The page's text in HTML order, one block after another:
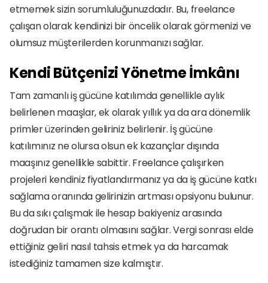
etmemek sizin sorumluluğunuzdadır. Bu, freelance
çalışan olarak kendinizi bir öncelik olarak görmenizi ve
olumsuz müşterilerden korunmanızı sağlar.
Kendi Bütçenizi Yönetme İmkânı
Tam zamanlı iş gücüne katılımda genellikle aylık
belirlenen maaşlar, ek olarak yıllık ya da ara dönemlik
primler üzerinden geliriniz belirlenir. İş gücüne
katılımınız ne olursa olsun ek kazançlar dışında
maaşınız genellikle sabittir. Freelance çalışırken
projeleri kendiniz fiyatlandırmanız ya da iş gücüne katkı
sağlama oranında gelirinizin artması opsiyonu bulunur.
Bu da sıkı çalışmak ile hesap bakiyeniz arasında
doğrudan bir orantı olmasını sağlar. Vergi sonrası elde
ettiğiniz geliri nasıl tahsis etmek ya da harcamak
istediğiniz tamamen size kalmıştır.